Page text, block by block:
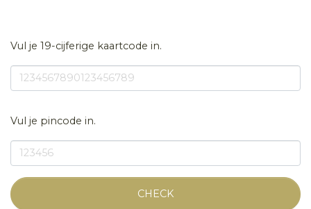
Vul je 19-cijferige kaartcode in.
Vul je pincode in.
CHECK